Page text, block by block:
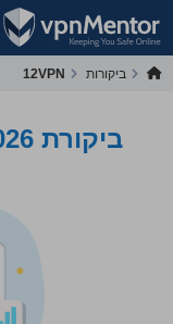
ביקורות 12VPN